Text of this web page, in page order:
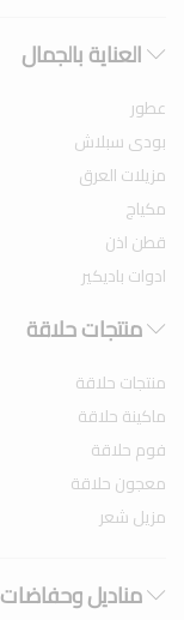
العناية بالجمال
عطور
بودى سبلاش
مزيلات العرق
مكياج
قطن اذن
ادوات باديكير
منتجات حلاقة
منتجات حلاقة
ماكينة حلاقة
فوم حلاقة
معجون حلاقة
مزيل شعر
مناديل وحفاضات